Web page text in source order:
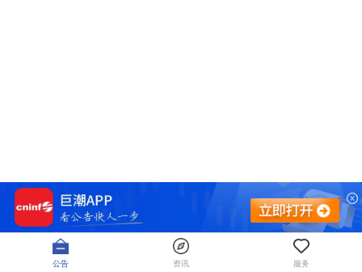
公告 资讯 服务